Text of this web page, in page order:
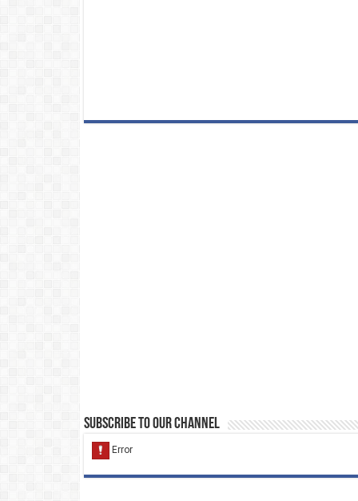
Subscribe to our Channel